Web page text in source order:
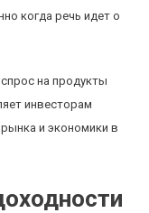
когда речь идет о
на продукты
инвесторам
и экономики в